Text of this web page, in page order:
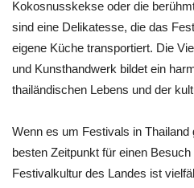
Kokosnusskekse oder die
sind eine Delikatesse, die das
eigene Küche transportiert. Die
und Kunsthandwerk bildet ein
thailändischen Lebens und der
Wenn es um Festivals in
besten Zeitpunkt für einen
Festivalkultur des Landes ist